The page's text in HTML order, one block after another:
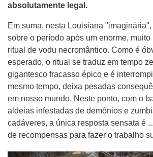
absolutamente legal.
Em suma, nesta Louisiana
sobre o período após um enorme,
ritual de vodu necromântico. Como é
esperado, o ritual se traduz em tempo
gigantesco fracasso épico e é
mesmo tempo, deixa pesadas
em nosso mundo. Neste ponto, com o
aldeias infestadas de demônios e
cadáveres, a única resposta sensata é
de recompensas para fazer o trabalho